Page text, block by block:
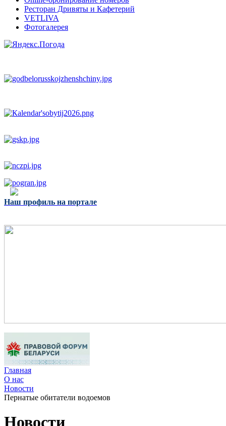
Ресторан Дривяты и Кафетерий
VETLIVA
Фотогалерея
Наш профиль на портале
Главная
О нас
Новости
Пернатые обитатели водоемов
Новости